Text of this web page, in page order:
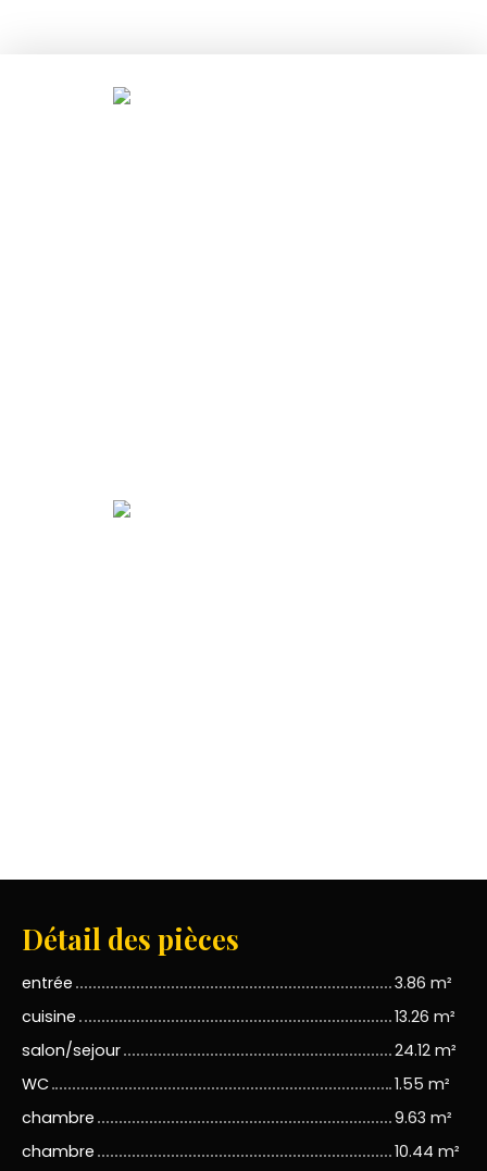
Détail des pièces
entrée
3.86 m²
cuisine
13.26 m²
salon/sejour
24.12 m²
WC
1.55 m²
chambre
9.63 m²
chambre
10.44 m²